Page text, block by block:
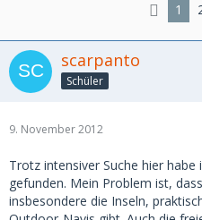
1
scarpanto
Schüler
9. November 2012
Trotz intensiver Suche hier
gefunden. Mein Problem ist,
insbesondere die Inseln,